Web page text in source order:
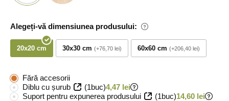
Alegeți-vă dimensiunea produsului:
20x20 cm 30x30 cm +76,70 lei 60x60 cm +206,40 lei
Fără accesorii
Diblu cu șurub
(1buc)4,47 lei
Suport pentru expunerea produsului
(1buc)14,60 lei